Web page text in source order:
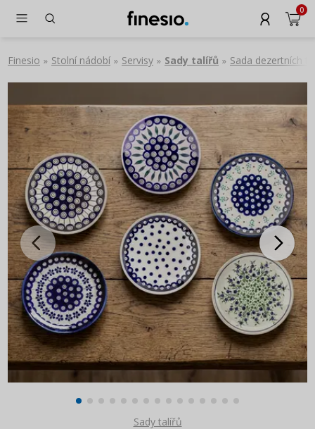
0
Finesio » Stolní nádobí » Servisy » Sady talířů » Sada dezertních
Sady talířů